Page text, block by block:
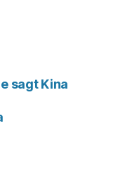
sagt Kina